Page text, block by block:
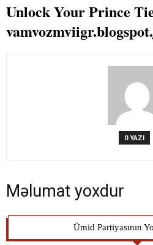
Unlock Your Prince
0 YAZI
Məlumat yoxdur
Ümid Partiyasının